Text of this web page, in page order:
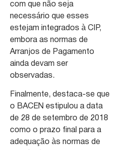
com que não seja
necessário que esses
estejam integrados à CIP,
embora as normas de
Arranjos de Pagamento
ainda devam ser
observadas.
Finalmente, destaca-se que
o BACEN estipulou a data
de 28 de setembro de 2018
como o prazo final para a
adequação às normas de